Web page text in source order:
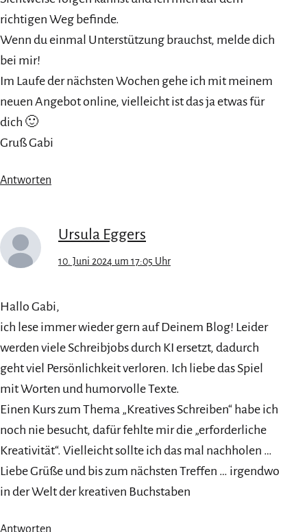
richtigen Weg befinde.
Wenn du einmal Unterstützung brauchst, melde dich
bei mir!
Im Laufe der nächsten Wochen gehe ich mit meinem
neuen Angebot online, vielleicht ist das ja etwas für
dich 🙂
Gruß Gabi
Antworten
Ursula Eggers
10. Juni 2024 um 17:05 Uhr
Hallo Gabi,
ich lese immer wieder gern auf Deinem Blog! Leider
werden viele Schreibjobs durch KI ersetzt, dadurch
geht viel Persönlichkeit verloren. Ich liebe das Spiel
mit Worten und humorvolle Texte.
Einen Kurs zum Thema „Kreatives Schreiben“ habe ich
noch nie besucht, dafür fehlte mir die „erforderliche
Kreativität“. Vielleicht sollte ich das mal nachholen …
Liebe Grüße und bis zum nächsten Treffen … irgendwo
in der Welt der kreativen Buchstaben
Antworten